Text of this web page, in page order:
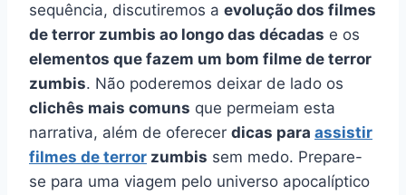
sequência, discutiremos a evolução dos filmes
de terror zumbis ao longo das décadas e os
elementos que fazem um bom filme de terror
zumbis. Não poderemos deixar de lado os
clichês mais comuns que permeiam esta
narrativa, além de oferecer dicas para assistir
filmes de terror zumbis sem medo. Prepare-
se para uma viagem pelo universo apocalíptico